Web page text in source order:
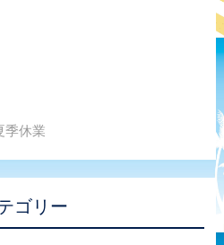
季休業
ゴリー